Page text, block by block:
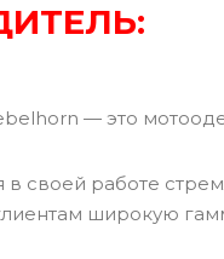
— это
в своей работе
широкую